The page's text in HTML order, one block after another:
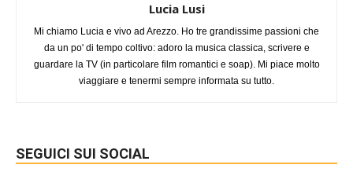
Lucia Lusi
Mi chiamo Lucia e vivo ad Arezzo. Ho tre grandissime passioni che
da un po' di tempo coltivo: adoro la musica classica, scrivere e
guardare la TV (in particolare film romantici e soap). Mi piace molto
viaggiare e tenermi sempre informata su tutto.
SEGUICI SUI SOCIAL